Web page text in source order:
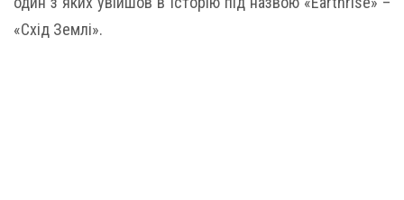
«Схід Землі».